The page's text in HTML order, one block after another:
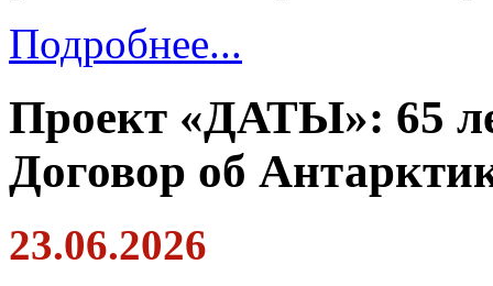
Подробнее...
Проект «ДАТЫ»: 65
Договор об
23.06.2026